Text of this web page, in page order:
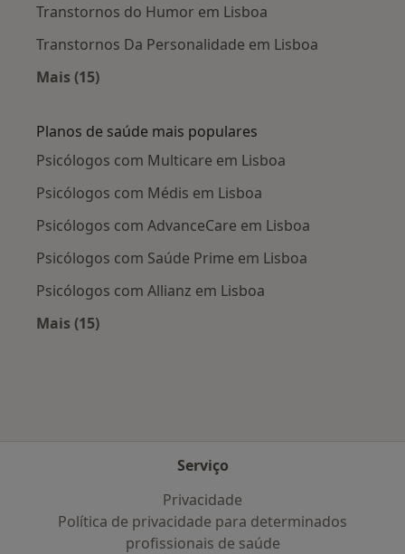
Transtornos do Humor em Lisboa
Transtornos Da Personalidade em Lisboa
Mais (15)
Planos de saúde mais populares
Psicólogos com Multicare em Lisboa
Psicólogos com Médis em Lisboa
Psicólogos com AdvanceCare em Lisboa
Psicólogos com Saúde Prime em Lisboa
Psicólogos com Allianz em Lisboa
Mais (15)
Serviço
Privacidade
Política de privacidade para determinados
profissionais de saúde